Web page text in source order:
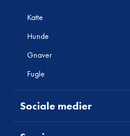
Katte
Hunde
Gnaver
Fugle
Sociale medier